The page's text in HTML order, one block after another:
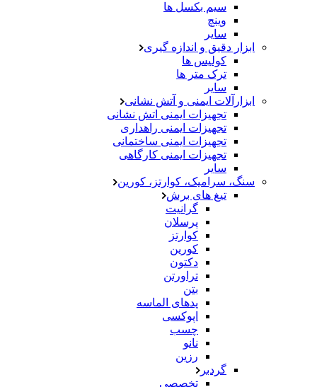
سیم بکسل ها
وینچ
سایر
ابزار دقیق و اندازه گیری
کولیس ها
ترک متر ها
سایر
ابزارآلات ایمنی و آتش نشانی
تجهیزات ایمنی اتش نشانی
تجهیزات ایمنی راهداری
تجهیزات ایمنی ساختمانی
تجهیزات ایمنی کارگاهی
سایر
سنگ، سرامیک، کوارتز، کورین
تیغ های برش
گرانیت
پرسلان
کوارتز
کورین
دکتون
تراورتن
بتن
پدهای الماسه
اپوکسی
چسب
نانو
رزین
گردبر
تخصصی